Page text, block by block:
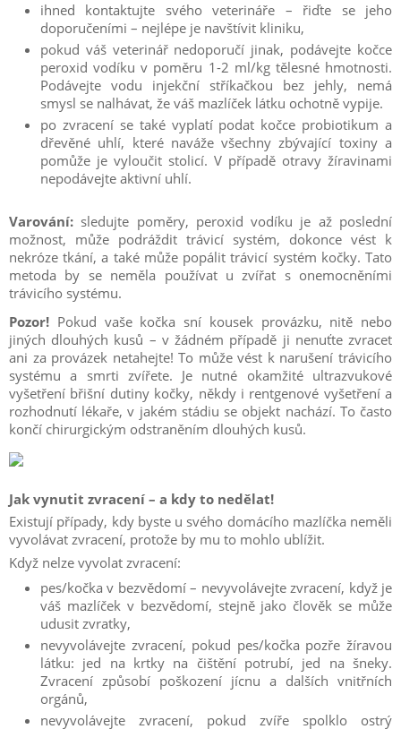
ihned kontaktujte svého veterináře – řiďte se jeho
doporučeními – nejlépe je navštívit kliniku,
pokud váš veterinář nedoporučí jinak, podávejte kočce
peroxid vodíku v poměru 1-2 ml/kg tělesné hmotnosti.
Podávejte vodu injekční stříkačkou bez jehly, nemá
smysl se nalhávat, že váš mazlíček látku ochotně vypije.
po zvracení se také vyplatí podat kočce probiotikum a
dřevěné uhlí, které naváže všechny zbývající toxiny a
pomůže je vyloučit stolicí. V případě otravy žíravinami
nepodávejte aktivní uhlí.
Varování: sledujte poměry, peroxid vodíku je až poslední
možnost, může podráždit trávicí systém, dokonce vést k
nekróze tkání, a také může popálit trávicí systém kočky. Tato
metoda by se neměla používat u zvířat s onemocněními
trávicího systému.
Pozor! Pokud vaše kočka sní kousek provázku, nitě nebo
jiných dlouhých kusů – v žádném případě ji nenuťte zvracet
ani za provázek netahejte! To může vést k narušení trávicího
systému a smrti zvířete. Je nutné okamžité ultrazvukové
vyšetření břišní dutiny kočky, někdy i rentgenové vyšetření a
rozhodnutí lékaře, v jakém stádiu se objekt nachází. To často
končí chirurgickým odstraněním dlouhých kusů.
Jak vynutit zvracení – a kdy to nedělat!
Existují případy, kdy byste u svého domácího mazlíčka neměli
vyvolávat zvracení, protože by mu to mohlo ublížit.
Když nelze vyvolat zvracení:
pes/kočka v bezvědomí – nevyvolávejte zvracení, když je
váš mazlíček v bezvědomí, stejně jako člověk se může
udusit zvratky,
nevyvolávejte zvracení, pokud pes/kočka pozře žíravou
látku: jed na krtky na čištění potrubí, jed na šneky.
Zvracení způsobí poškození jícnu a dalších vnitřních
orgánů,
nevyvolávejte zvracení, pokud zvíře spolklo ostrý